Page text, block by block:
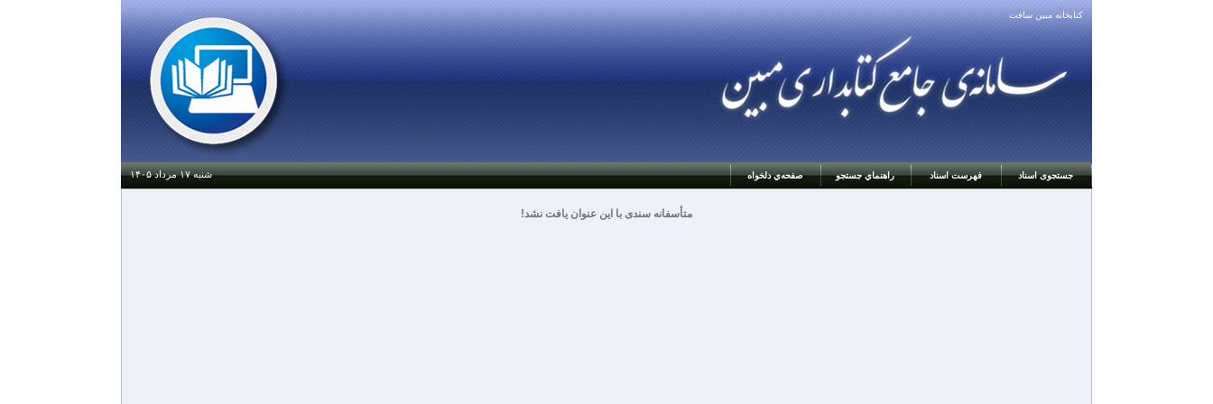
كتابخانه مبين سافت
جستجوی اسناد فهرست اسناد راهنماي جستجو صفحه‌ي دلخواه شنبه ۱۷ مرداد ۱۴۰۵
متأسفانه سندی با این عنوان یافت نشد!